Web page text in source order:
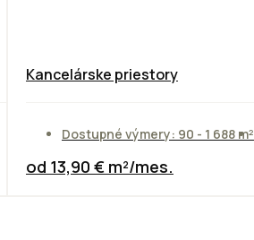
Kancelárske priestory
Dostupné výmery: 90 - 1 688 m²
od 13,90 € m²/mes.